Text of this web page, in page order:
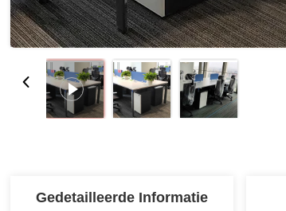
Gedetailleerde Informatie